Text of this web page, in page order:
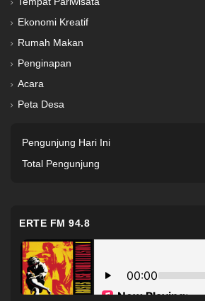
Ekonomi Kreatif
Rumah Makan
Penginapan
Acara
Peta Desa
Pengunjung Hari Ini
Total Pengunjung
ERTE FM 94.8